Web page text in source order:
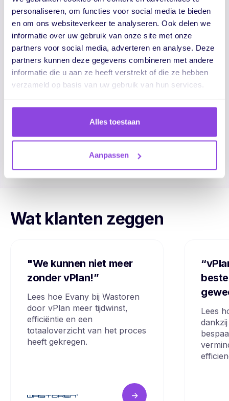
personaliseren, om functies voor social media te bieden
en om ons websiteverkeer te analyseren. Ook delen we
informatie over uw gebruik van onze site met onze
partners voor social media, adverteren en analyse. Deze
partners kunnen deze gegevens combineren met andere
informatie die u aan ze heeft verstrekt of die ze hebben
verzameld op basis van uw gebruik van hun services.
Alles toestaan
Aanpassen
Samenwerking
losse chats of emails meer.
Wat klanten zeggen
"We kunnen niet meer
zonder vPlan!”
Lees hoe Evany bij Wastoren
door vPlan meer tijdwinst,
efficiëntie en een
totaaloverzicht van het proces
heeft gekregen.
->
Lees